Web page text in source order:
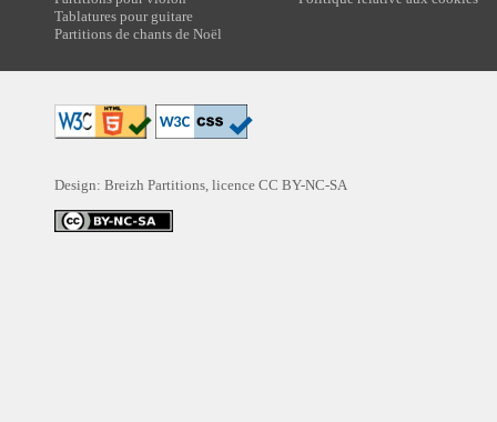
Tablatures pour guitare
Partitions de chants de Noël
Design: Breizh Partitions, licence CC BY-NC-SA